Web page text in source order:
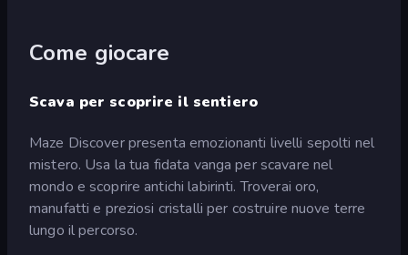
Come giocare
Scava per scoprire il sentiero
Maze Discover presenta emozionanti livelli sepolti nel
mistero. Usa la tua fidata vanga per scavare nel
mondo e scoprire antichi labirinti. Troverai oro,
manufatti e preziosi cristalli per costruire nuove terre
lungo il percorso.